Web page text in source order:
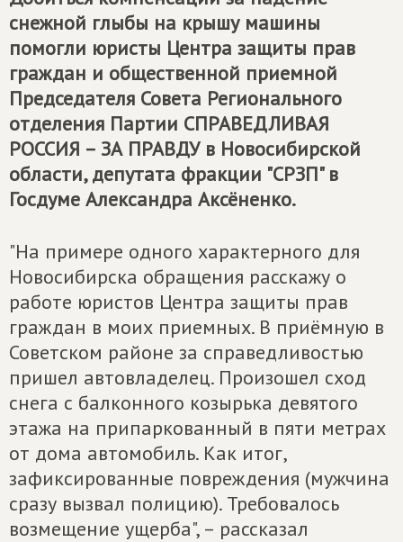
снежной глыбы на крышу машины
помогли юристы Центра защиты прав
граждан и общественной приемной
Председателя Совета Регионального
отделения Партии СПРАВЕДЛИВАЯ
РОССИЯ – ЗА ПРАВДУв Новосибирской
области, депутата фракции "СРЗП" в
Госдуме Александра Аксёненко.
"На примере одного характерного для
Новосибирска обращения расскажу о
работе юристов Центра защиты прав
граждан в моих приемных. В приёмную в
Советском районе за справедливостью
пришел автовладелец. Произошел сход
снега с балконного козырька девятого
этажа на припаркованный в пяти метрах
от дома автомобиль. Как итог,
зафиксированные повреждения (мужчина
сразу вызвал полицию). Требовалось
возмещение ущерба", – рассказал